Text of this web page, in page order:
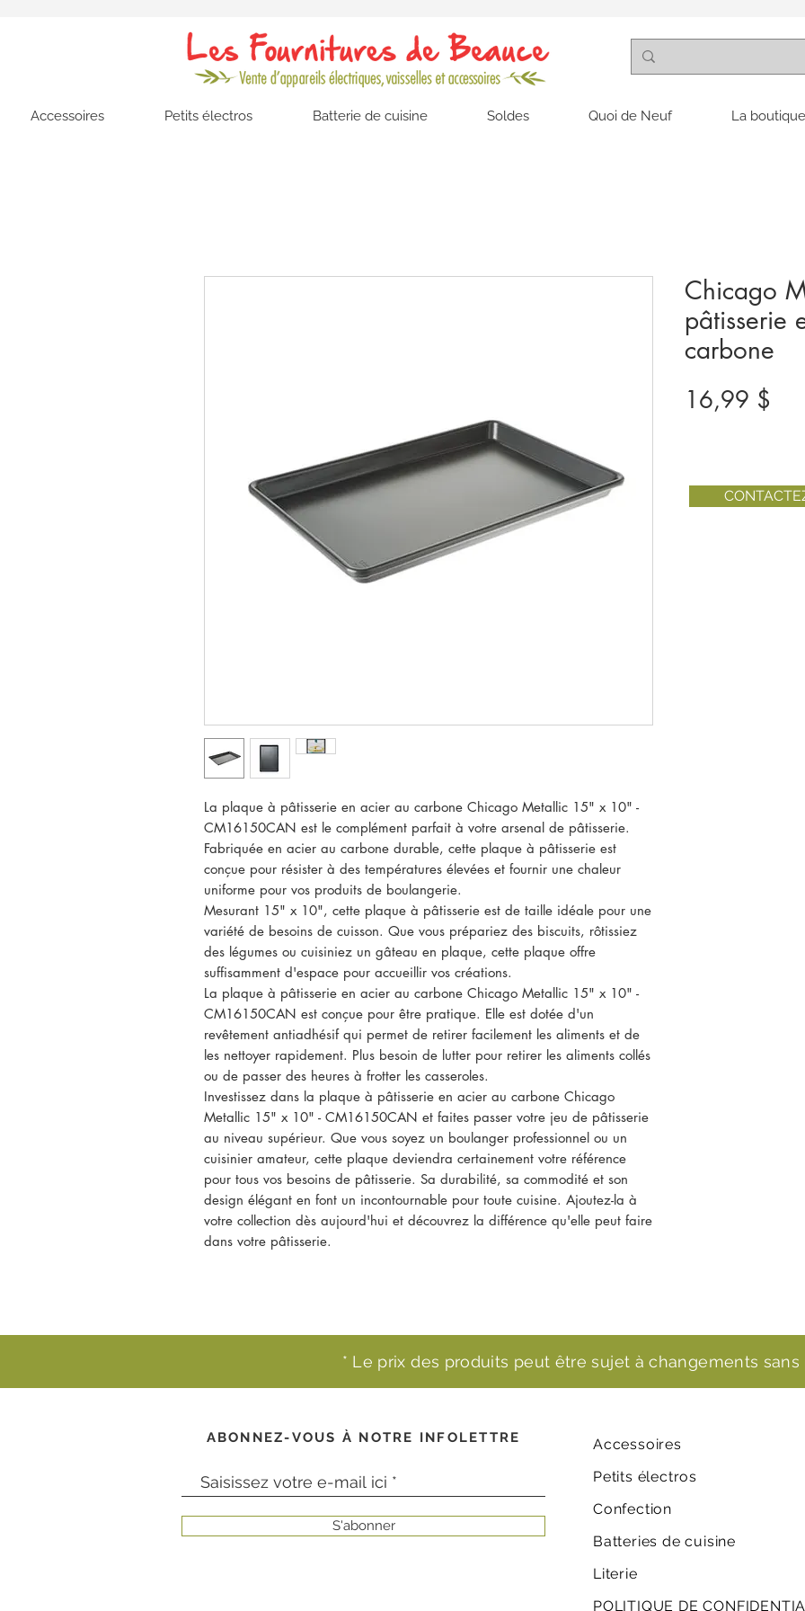
Accessoires Petits électros Batterie de cuisine Soldes Quoi de Neuf La
La plaque à pâtisserie en acier au carbone Chicago Metallic 15" x 10" -
CM16150CAN est le complément parfait à votre arsenal de pâtisserie.
Fabriquée en acier au carbone durable, cette plaque à pâtisserie est
conçue pour résister à des températures élevées et fournir une chaleur
uniforme pour vos produits de boulangerie.
Mesurant 15" x 10", cette plaque à pâtisserie est de taille idéale pour une
variété de besoins de cuisson. Que vous prépariez des biscuits, rôtissiez
des légumes ou cuisiniez un gâteau en plaque, cette plaque offre
suffisamment d'espace pour accueillir vos créations.
La plaque à pâtisserie en acier au carbone Chicago Metallic 15" x 10" -
CM16150CAN est conçue pour être pratique. Elle est dotée d'un
revêtement antiadhésif qui permet de retirer facilement les aliments et de
les nettoyer rapidement. Plus besoin de lutter pour retirer les aliments collés
ou de passer des heures à frotter les casseroles.
Investissez dans la plaque à pâtisserie en acier au carbone Chicago
Metallic 15" x 10" - CM16150CAN et faites passer votre jeu de pâtisserie
au niveau supérieur. Que vous soyez un boulanger professionnel ou un
cuisinier amateur, cette plaque deviendra certainement votre référence
pour tous vos besoins de pâtisserie. Sa durabilité, sa commodité et son
design élégant en font un incontournable pour toute cuisine. Ajoutez-la à
votre collection dès aujourd'hui et découvrez la différence qu'elle peut faire
dans votre pâtisserie.
Chicago
pâtisserie
carbone
16,99 $
* Le prix des produits peut être sujet à changements sans
ABONNEZ-VOUS À NOTRE INFOLETTRE
S'abonner
Accessoires
Petits électros
Confection
Batteries de cuisine
Literie
POLITIQUE DE